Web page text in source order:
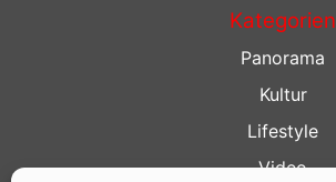
Kategorien
Panorama
Kultur
Lifestyle
Video